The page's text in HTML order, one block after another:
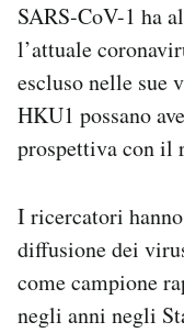
SARS-CoV-1 ha
l’attuale
escluso nelle sue
HKU1 possano
prospettiva con il
I ricercatori
diffusione dei
come campione
negli anni negli